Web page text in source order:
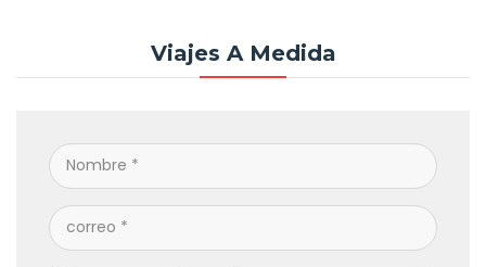
Viajes A Medida